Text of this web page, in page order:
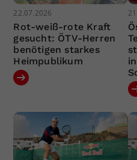
22.07.2026
Rot-weiß-rote Kraft
gesucht: ÖTV-Herren
benötigen starkes
Heimpublikum